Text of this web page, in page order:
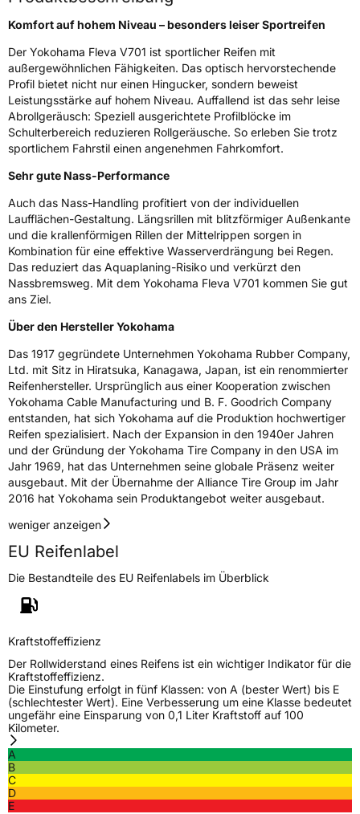
ZustandNeureifen
EU Label
EffizienzD
Rollgeräusch (Klasse)A
Rollgeräusch (dB)67
FahrzeugklasseC1
3PMSF / Schneeflockensymbol / Alpine-Symbol
EPREL ID 631203
Allgemeine Produktsicherheit (GPSR)
Herstellerkontakt Yokohama Europe GmbH, Monschauer Str.
12 40549 Düsseldorf, Deutschland,
www.yokohama.eu
Komfort auf hohem Niveau – besonders leiser Sportreifen
Der Yokohama Fleva V701 ist sportlicher Reifen mit
außergewöhnlichen Fähigkeiten. Das optisch hervorstechende
Profil bietet nicht nur einen Hingucker, sondern beweist
Leistungsstärke auf hohem Niveau. Auffallend ist das sehr leise
Abrollgeräusch: Speziell ausgerichtete Profilblöcke im
Schulterbereich reduzieren Rollgeräusche. So erleben Sie trotz
sportlichem Fahrstil einen angenehmen Fahrkomfort.
Sehr gute Nass-Performance
Auch das Nass-Handling profitiert von der individuellen
Laufflächen-Gestaltung. Längsrillen mit blitzförmiger Außenkante
und die krallenförmigen Rillen der Mittelrippen sorgen in
Kombination für eine effektive Wasserverdrängung bei Regen.
Das reduziert das Aquaplaning-Risiko und verkürzt den
Nassbremsweg. Mit dem Yokohama Fleva V701 kommen Sie gut
ans Ziel.
Über den Hersteller Yokohama
Das 1917 gegründete Unternehmen Yokohama Rubber Company,
Ltd. mit Sitz in Hiratsuka, Kanagawa, Japan, ist ein renommierter
Reifenhersteller. Ursprünglich aus einer Kooperation zwischen
Yokohama Cable Manufacturing und B. F. Goodrich Company
entstanden, hat sich Yokohama auf die Produktion hochwertiger
Reifen spezialisiert. Nach der Expansion in den 1940er Jahren
und der Gründung der Yokohama Tire Company in den USA im
Jahr 1969, hat das Unternehmen seine globale Präsenz weiter
ausgebaut. Mit der Übernahme der Alliance Tire Group im Jahr
2016 hat Yokohama sein Produktangebot weiter ausgebaut.
weniger anzeigen
EU Reifenlabel
Die Bestandteile des EU Reifenlabels im Überblick
Kraftstoffeffizienz
Der Rollwiderstand eines Reifens ist ein wichtiger Indikator für die
Kraftstoffeffizienz.
Die Einstufung erfolgt in fünf Klassen: von A (bester Wert) bis E
(schlechtester Wert). Eine Verbesserung um eine Klasse bedeutet
ungefähr eine Einsparung von 0,1 Liter Kraftstoff auf 100
Kilometer.
A
B
C
D
E